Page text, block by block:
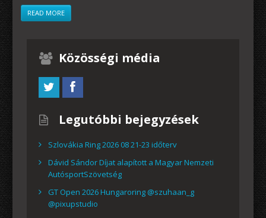
READ MORE
Közösségi média
Legutóbbi bejegyzések
Szlovákia Ring 2026 08 21-23 időterv
Dávid Sándor Díjat alapított a Magyar Nemzeti
AutósportSzövetség
GT Open 2026 Hungaroring @szuhaan_g
@pixupstudio